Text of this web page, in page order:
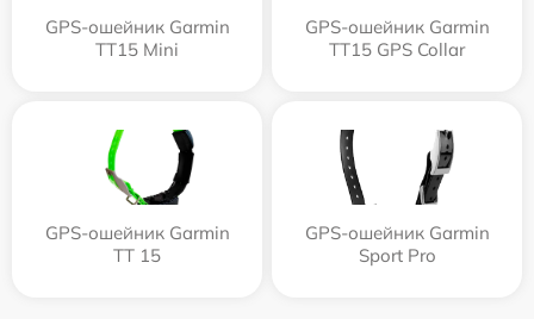
GPS-ошейник Garmin
TT15 Mini
GPS-ошейник Garmin
TT15 GPS Collar
GPS-ошейник Garmin
TT 15
GPS-ошейник Garmin
Sport Pro